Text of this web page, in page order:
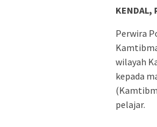
KENDAL,
Perwira
wilayah
kepada
pelajar.